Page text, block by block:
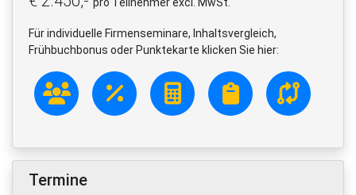
Für individuelle Firmenseminare, Inhaltsvergleich,
Frühbuchbonus oder Punktekarte klicken Sie hier:
Termine